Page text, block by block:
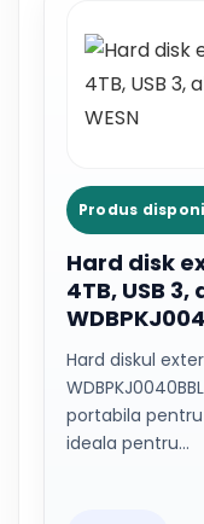
Produs
Hard disk
4TB, USB
Hard diskul
portabila
ideala pentru…